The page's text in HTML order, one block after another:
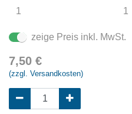
1
1
zeige Preis inkl. MwSt.
7,50 €
(zzgl. Versandkosten)